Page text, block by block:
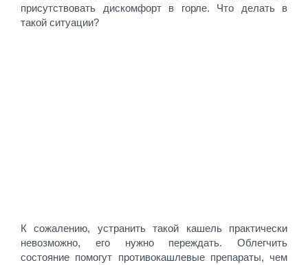
присутствовать дискомфорт в горле. Что делать в
такой ситуации?
К сожалению, устранить такой кашель практически
невозможно, его нужно переждать. Облегчить
состояние помогут противокашлевые препараты, чем